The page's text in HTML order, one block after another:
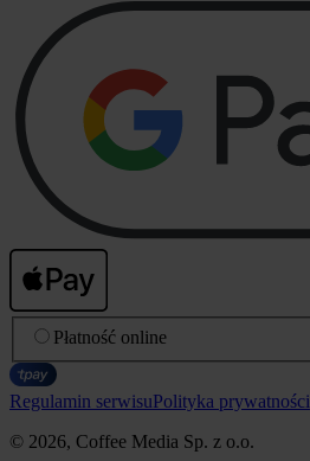
Płatność online
Regulamin serwisuPolityka prywatności
© 2026, Coffee Media Sp. z o.o.